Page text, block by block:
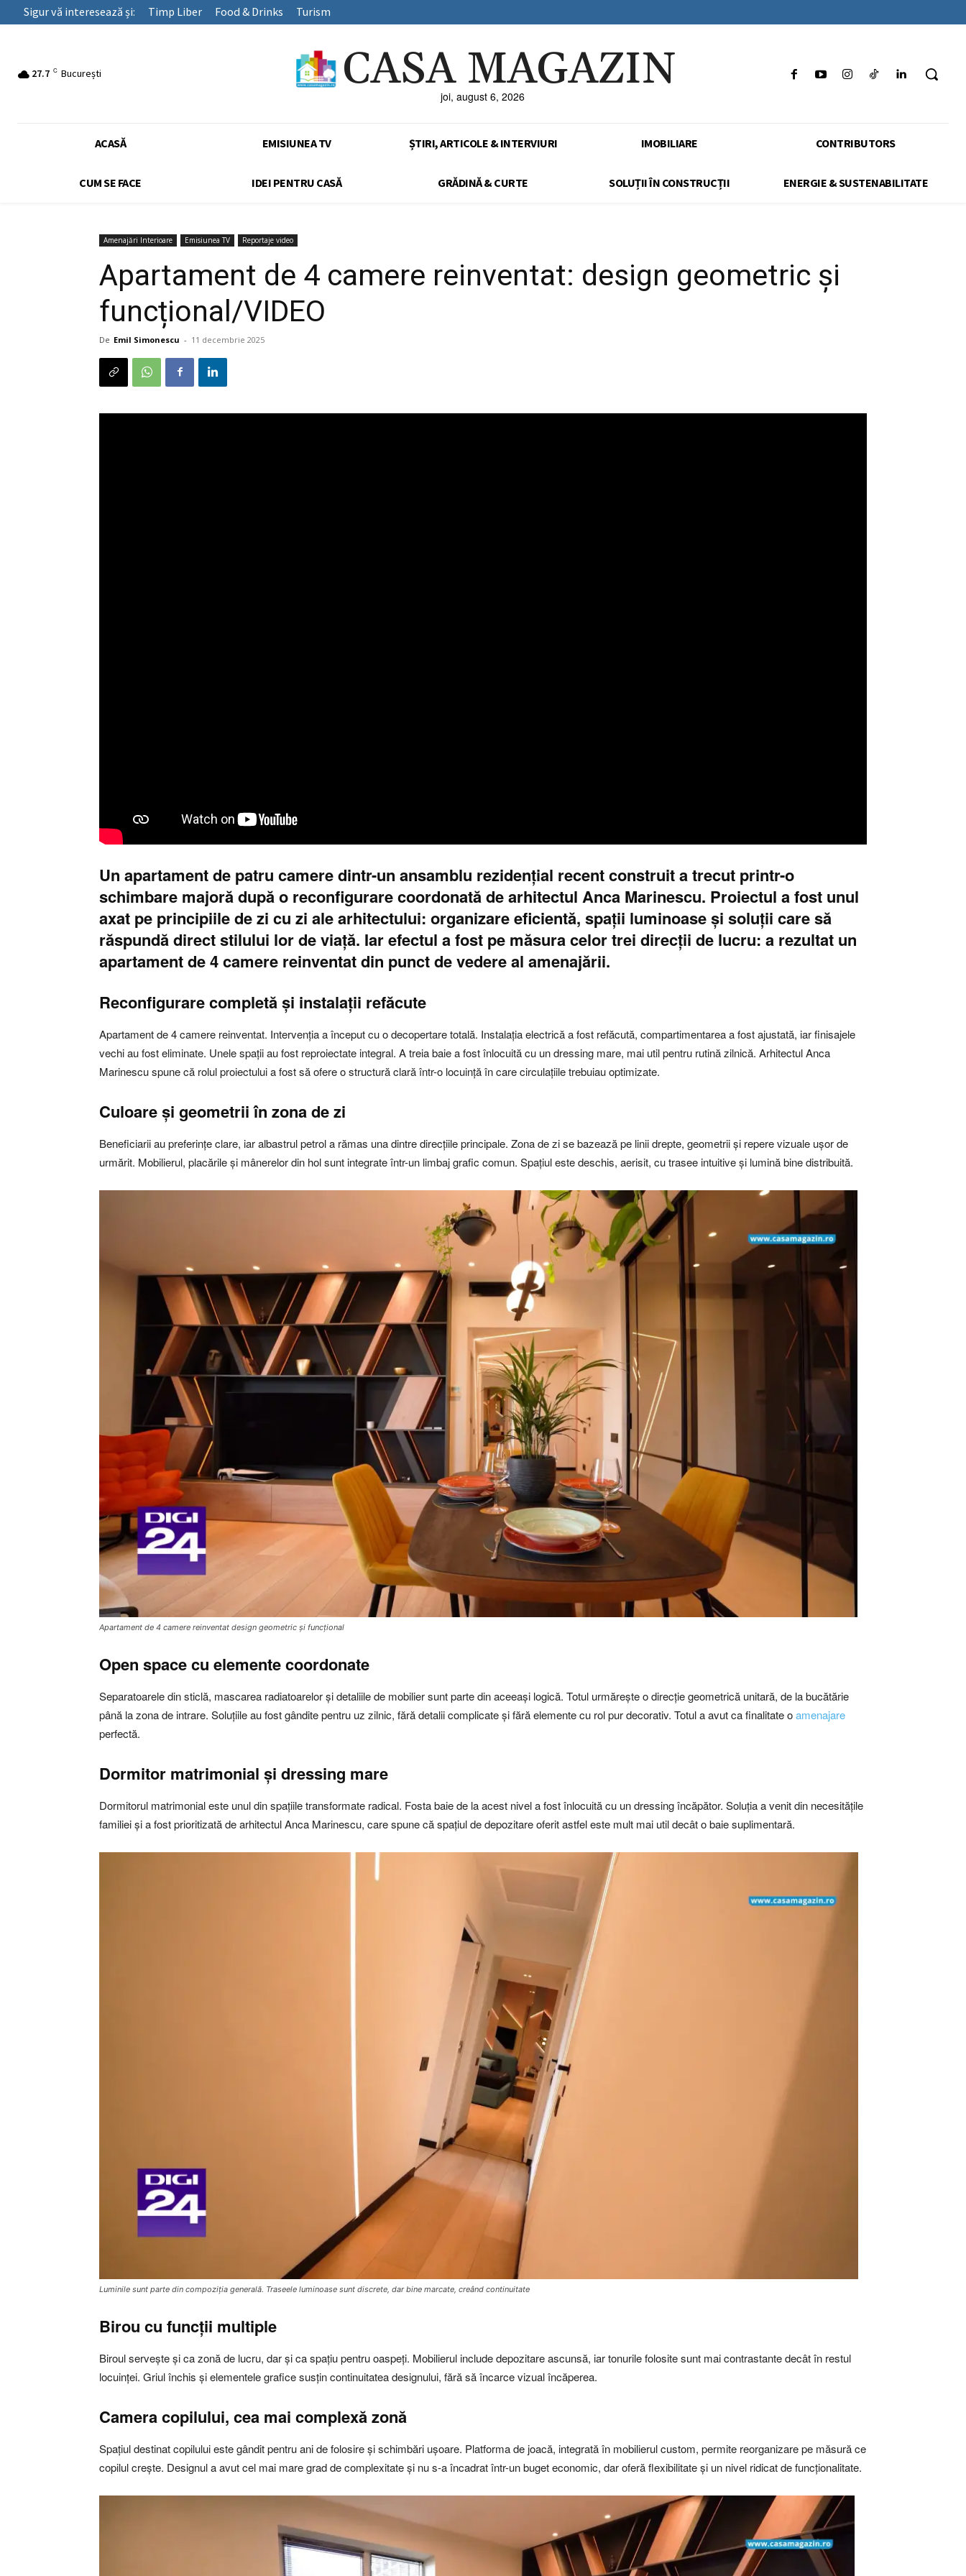
Sigur vă interesează și: Timp Liber Food & Drinks Turism
27.7 C București CASA MAGAZIN
joi, august 6, 2026
ACASĂ EMISIUNEA TV ȘTIRI, ARTICOLE & INTERVIURI IMOBILIARE CONTRIBUTORS
CUM SE FACE IDEI PENTRU CASĂ GRĂDINĂ & CURTE SOLUȚII ÎN CONSTRUCȚII ENERGIE & SUSTENABILITATE
Amenajări Interioare Emisiunea TV Reportaje video
Apartament de 4 camere reinventat: design geometric și
funcțional/VIDEO
De Emil Simonescu - 11 decembrie 2025
Un apartament de patru camere dintr-un ansamblu rezidențial recent construit a trecut printr-o
schimbare majoră după o reconfigurare coordonată de arhitectul Anca Marinescu. Proiectul a fost unul
axat pe principiile de zi cu zi ale arhitectului: organizare eficientă, spații luminoase și soluții care să
răspundă direct stilului lor de viață. Iar efectul a fost pe măsura celor trei direcții de lucru: a rezultat un
apartament de 4 camere reinventat din punct de vedere al amenajării.
Reconfigurare completă și instalații refăcute
Apartament de 4 camere reinventat. Intervenția a început cu o decopertare totală. Instalația electrică a fost refăcută, compartimentarea a fost ajustată, iar finisajele
vechi au fost eliminate. Unele spații au fost reproiectate integral. A treia baie a fost înlocuită cu un dressing mare, mai util pentru rutină zilnică. Arhitectul Anca
Marinescu spune că rolul proiectului a fost să ofere o structură clară într-o locuință în care circulațiile trebuiau optimizate.
Culoare și geometrii în zona de zi
Beneficiarii au preferințe clare, iar albastrul petrol a rămas una dintre direcțiile principale. Zona de zi se bazează pe linii drepte, geometrii și repere vizuale ușor de
urmărit. Mobilierul, placările și mânerelor din hol sunt integrate într-un limbaj grafic comun. Spațiul este deschis, aerisit, cu trasee intuitive și lumină bine distribuită.
Apartament de 4 camere reinventat design geometric și funcțional
Open space cu elemente coordonate
Separatoarele din sticlă, mascarea radiatoarelor și detaliile de mobilier sunt parte din aceeași logică. Totul urmărește o direcție geometrică unitară, de la bucătărie
până la zona de intrare. Soluțiile au fost gândite pentru uz zilnic, fără detalii complicate și fără elemente cu rol pur decorativ. Totul a avut ca finalitate oamenajare
perfectă.
Dormitor matrimonial și dressing mare
Dormitorul matrimonial este unul din spațiile transformate radical. Fosta baie de la acest nivel a fost înlocuită cu un dressing încăpător. Soluția a venit din necesitățile
familiei și a fost prioritizată de arhitectul Anca Marinescu, care spune că spațiul de depozitare oferit astfel este mult mai util decât o baie suplimentară.
Luminile sunt parte din compoziția generală. Traseele luminoase sunt discrete, dar bine marcate, creând continuitate
Birou cu funcții multiple
Biroul servește și ca zonă de lucru, dar și ca spațiu pentru oaspeți. Mobilierul include depozitare ascunsă, iar tonurile folosite sunt mai contrastante decât în restul
locuinței. Griul închis și elementele grafice susțin continuitatea designului, fără să încarce vizual încăperea.
Camera copilului, cea mai complexă zonă
Spațiul destinat copilului este gândit pentru ani de folosire și schimbări ușoare. Platforma de joacă, integrată în mobilierul custom, permite reorganizare pe măsură ce
copilul crește. Designul a avut cel mai mare grad de complexitate și nu s-a încadrat într-un buget economic, dar oferă flexibilitate și un nivel ridicat de funcționalitate.